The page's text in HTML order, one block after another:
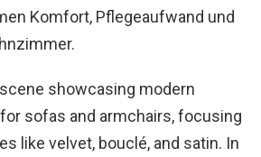
Komfort, Pflegeaufwand und